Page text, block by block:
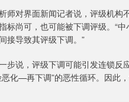
对界面新闻记者说，评级机构
标尚可，也可能被下调评级。“
接导致其评级下调。”
说，评级下调可能引发连锁反
化—再下调”的恶性循环。因此